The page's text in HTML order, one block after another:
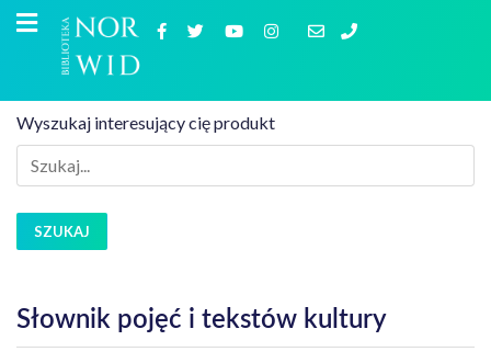
Wyszukaj interesujący cię produkt
SZUKAJ
Słownik pojęć i tekstów kultury